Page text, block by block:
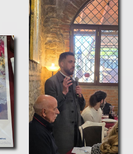
tutti per facilità di gestione,
tecnologica.
in offerta
sito
network